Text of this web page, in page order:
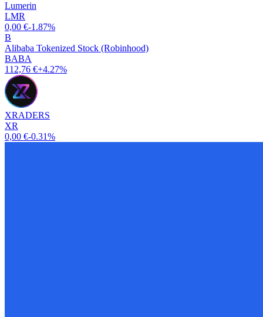
Lumerin
LMR
0,00 €-1.87%
B
Alibaba Tokenized Stock (Robinhood)
BABA
112,76 €+4.27%
XRADERS
XR
0,00 €-0.31%